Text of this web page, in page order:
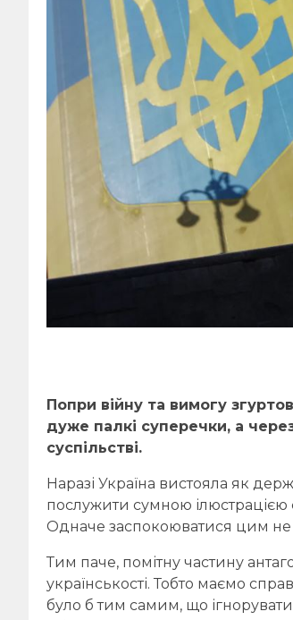
Попри війну та вимогу
дуже палкі суперечки, а
суспільстві.
Наразі Україна вистояла як
послужити сумною ілюстрацією
Одначе заспокоюватися цим не
Тим паче, помітну частину
українськості. Тобто маємо
було б тим самим, що ігнорувати